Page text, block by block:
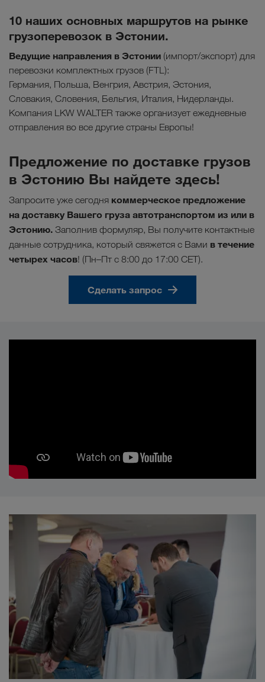
10 наших основных маршрутов на рынке
грузоперевозок в Эстонии.
Ведущие направления в Эстонии (импорт/экспорт) для
перевозки комплектных грузов (FTL):
Германия, Польша, Венгрия, Австрия, Эстония,
Словакия, Словения, Бельгия, Италия, Нидерланды.
Компания LKW WALTER также организует ежедневные
отправления во все другие страны Европы!
Предложение по доставке грузов
в Эстонию Вы найдете здесь!
Запросите уже сегодня коммерческое предложение
на доставку Вашего груза автотранспортом из или в
Эстонию. Заполнив формуляр, Вы получите контактные
данные сотрудника, который свяжется с Вами в течение
четырех часов! (Пн–Пт с 8:00 до 17:00 CET).
Сделать запрос